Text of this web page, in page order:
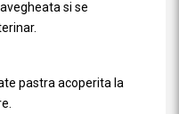
si se
pastra acoperita la